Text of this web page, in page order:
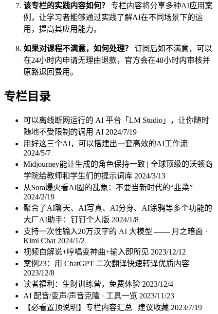
该专栏的实践内容如何？
专栏内容将分享多种AI应用案
例，让学习者能够通过实践了解AI在不同场景下的运
用，提高其应用能力。
如果对课程不满意，如何处理？
订阅后如不满意，可以
在24小时内申请无理由退款，官方会在48小时内审核并
原路退回费用。
专栏目录
可以离线断网运行的 AI 平台「LM Studio」，让你随时
随地不受限制的调用 AI 2024/7/19
用好这三个AI，可以搭建出一套高效的AI工作流
2024/5/7
Midjourney能让生成的角色保持一致 | 全球顶级的沃顿商
学院给教师和学生们的提示词库 2024/3/13
从Sora爆火看AI圈的乱象：不要当新时代的“韭菜”
2024/2/19
聚合了AI聊天、AI写真、AI分身、AI涂鸦等多个功能的
大厂AI助手：钉钉个人版 2024/1/8
支持一次性输入20万汉字的 AI 大模型 —— 月之暗面 ·
Kimi Chat 2024/1/2
视频自解说+哼唱变神曲+输入即所见 2023/12/12
案例23：用 ChatGPT 二次翻译快速转译优质内容
2023/12/8
读者福利：生财训练营，免费体验 2023/12/4
AI 配音/变声/声音克隆 · 工具一览 2023/11/23
【必看置顶说明】专栏内容汇总 | 建议收藏 2023/7/19